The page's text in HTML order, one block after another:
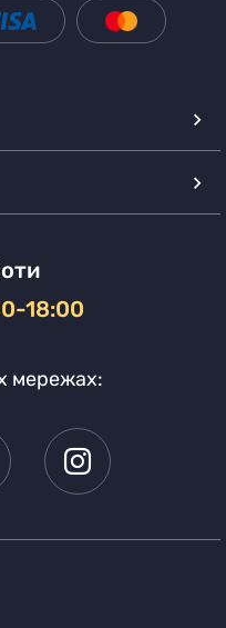
18:00
мережах: